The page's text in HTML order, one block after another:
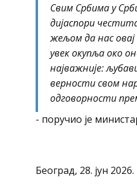
Свим Србима у
дијаспори
жељом да нас овај
увек окупља око
најважније:
верности свом
одговорности
- поручио је
Београд, 28. јун